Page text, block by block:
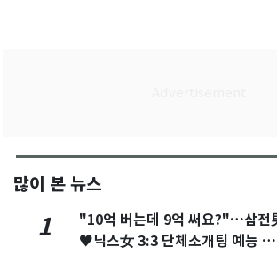
많이 본 뉴스
1
"10억 버는데 9억 써요?"…삼전
♥닉스女 3:3 단체소개팅 예능 화